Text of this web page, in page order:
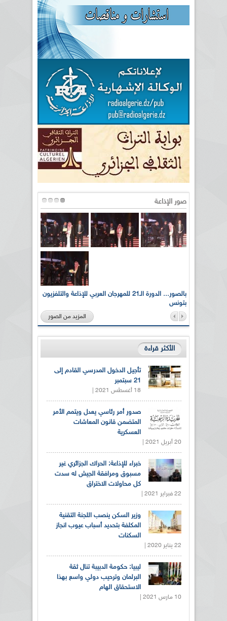
صور الإذاعة
بالصور... الدورة الـ21 للمهرجان العربي للإذاعة والتلفزيون
بتونس
المزيد من الصور
الأكثر قراءة
تأجيل الدخول المدرسي القادم إلى
21 سبتمبر
18 أغسطس 2021 |
صدور أمر رئاسي يعدل ويتمم الأمر
المتضمن قانون المعاشات
العسكرية
20 أبريل 2021 |
خبراء للإذاعة: الحراك الجزائري غير
مسبوق ومرافقة الجيش له سدت
كل محاولات الاختراق
22 فبراير 2021 |
وزير السكن ينصب اللجنة التقنية
المكلفة بتحديد أسباب عيوب انجاز
السكنات
22 يناير 2020 |
ليبيا: حكومة الدبيبة تنال ثقة
البرلمان وترحيب دولي واسع بهذا
الاستحقاق الهام
10 مارس 2021 |